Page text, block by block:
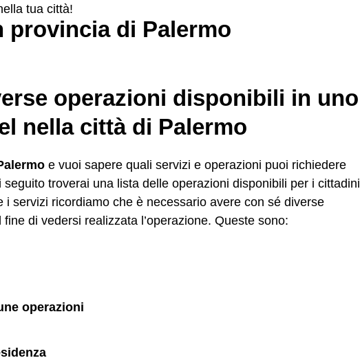
tua città!
provincia di Palermo
operazioni disponibili in uno
nella città di Palermo
e vuoi sapere quali servizi e operazioni puoi richiedere
troverai una lista delle operazioni disponibili per i cittadini
i servizi ricordiamo che è necessario avere con sé diverse
di vedersi realizzata l’operazione. Queste sono:
operazioni